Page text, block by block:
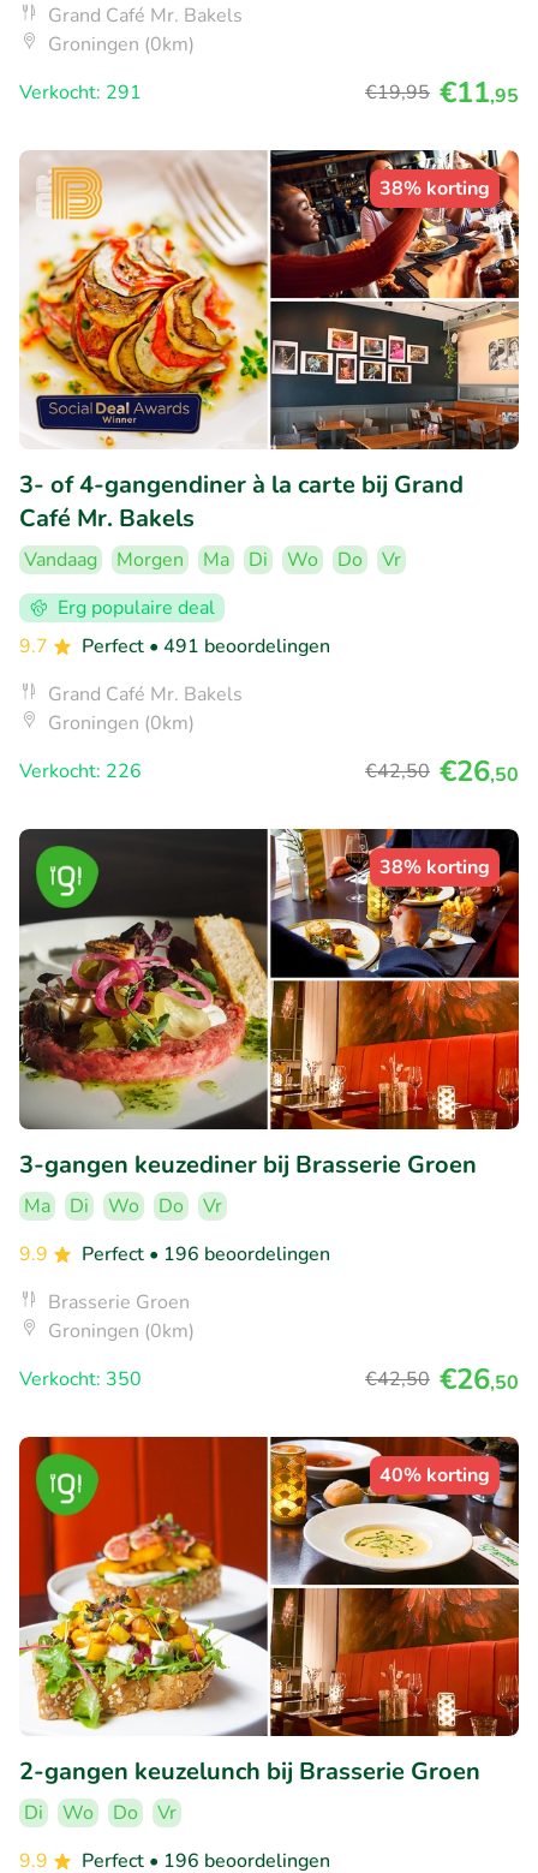
Grand Café Mr. Bakels
Groningen (0km)
Verkocht: 291
€19,95 €11,95
38% korting
3- of 4-gangendiner à la carte bij Grand
Café Mr. Bakels
Vandaag Morgen Ma Di Wo Do
Vr
Erg populaire deal
9.7
Perfect • 491 beoordelingen
Grand Café Mr. Bakels
Groningen (0km)
Verkocht: 226
€42,50 €26,50
38% korting
3-gangen keuzediner bij Brasserie Groen
Ma Di Wo Do
Vr
9.9
Perfect • 196 beoordelingen
Brasserie Groen
Groningen (0km)
Verkocht: 350
€42,50 €26,50
40% korting
2-gangen keuzelunch bij Brasserie Groen
Di Wo Do
Vr
9.9
Perfect • 196 beoordelingen